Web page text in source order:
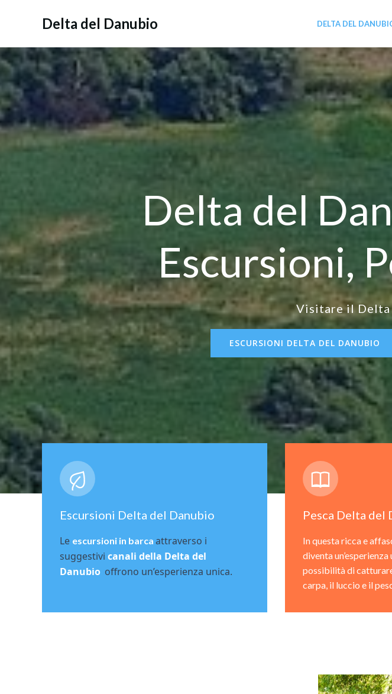
Delta del Danubio DELTA DEL
Delta del
Escursioni,
Visitare il Delta
ESCURSIONI DELTA DEL DANUBIO
Escursioni Delta del Danubio
Le escursioni in barca attraverso i
suggestivicanali della Delta del
Danubio offrono un’esperienza unica.
Pesca Delta del
In questa ricca e
diventa
possibilità di
carpa, il luccio e il